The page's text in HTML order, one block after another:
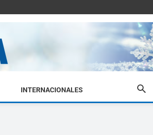
INTERNACIONALES